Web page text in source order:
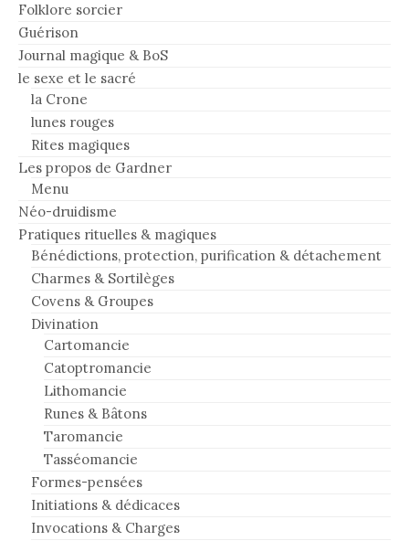
Folklore sorcier
Guérison
Journal magique & BoS
le sexe et le sacré
la Crone
lunes rouges
Rites magiques
Les propos de Gardner
Menu
Néo-druidisme
Pratiques rituelles & magiques
Bénédictions, protection, purification & détachement
Charmes & Sortilèges
Covens & Groupes
Divination
Cartomancie
Catoptromancie
Lithomancie
Runes & Bâtons
Taromancie
Tasséomancie
Formes-pensées
Initiations & dédicaces
Invocations & Charges